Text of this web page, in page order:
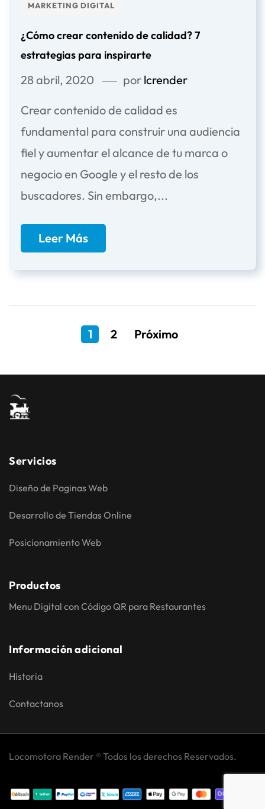
MARKETING DIGITAL
¿Cómo crear contenido de calidad? 7
estrategias para inspirarte
28 abril, 2020 por lcrender
Crear contenido de calidad es
fundamental para construir una audiencia
fiel y aumentar el alcance de tu marca o
negocio en Google y el resto de los
buscadores. Sin embargo,...
Leer Más
1 2 Próximo
Servicios
Diseño de Paginas Web
Desarrollo de Tiendas Online
Posicionamiento Web
Productos
Menu Digital con Código QR para Restaurantes
Información adicional
Historia
Contactanos
Locomotora Render ® Todos los derechos Reservados.